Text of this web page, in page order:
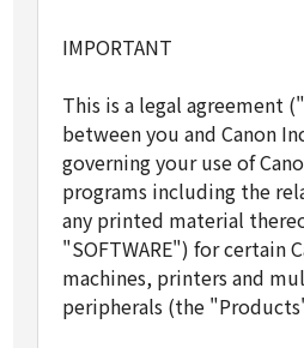
IMPORTANT
This is a legal agreement
between you and Canon
governing your use of
programs including the
any printed material
"SOFTWARE") for certain
machines, printers and
peripherals (the